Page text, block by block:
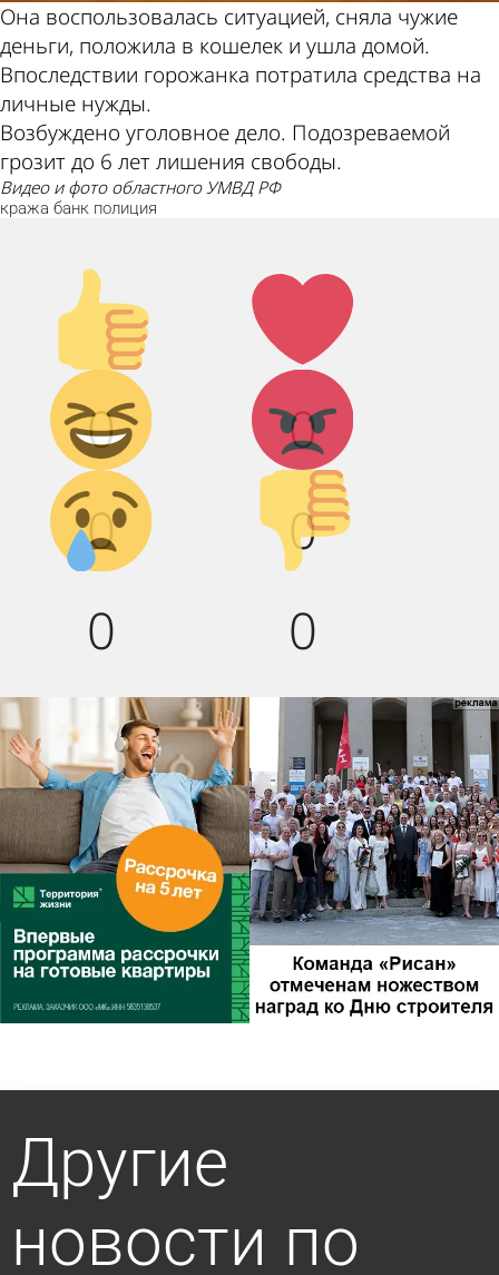
Она воспользовалась ситуацией, сняла чужие
деньги, положила в кошелек и ушла домой.
Впоследствии горожанка потратила средства на
личные нужды.
Возбуждено уголовное дело. Подозреваемой
грозит до 6 лет лишения свободы.
видео и фото областного УМВД РФ
кража банк полиция
Палец
вверх!
0
Лайк!
0
Дикий
смех!
0
Агрессия!
0
Грусть :(
0
Палец
вниз!
0
Другие
новости по